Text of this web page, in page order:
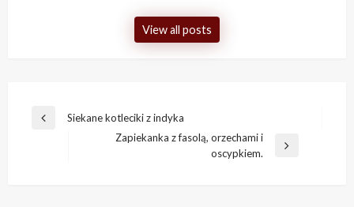
View all posts
Nawigacja
Previous
Siekane kotleciki z indyka
Zapiekanka z fasolą, orzechami i
oscypkiem.